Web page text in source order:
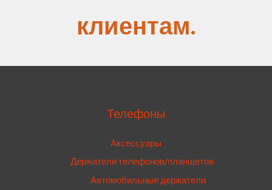
клиентам.
Телефоны
Аксессуары
Держатели телефонов/планшетов
Автомобильные держатели